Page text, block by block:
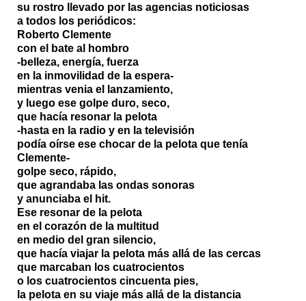
su rostro llevado por las agencias noticiosas
a todos los periódicos:
Roberto Clemente
con el bate al hombro
-belleza, energía, fuerza
en la inmovilidad de la espera-
mientras venia el lanzamiento,
y luego ese golpe duro, seco,
que hacía resonar la pelota
-hasta en la radio y en la televisión
podía oírse ese chocar de la pelota que tenía
Clemente-
golpe seco, rápido,
que agrandaba las ondas sonoras
y anunciaba el hit.
Ese resonar de la pelota
en el corazón de la multitud
en medio del gran silencio,
que hacía viajar la pelota más allá de las cercas
que marcaban los cuatrocientos
o los cuatrocientos cincuenta pies,
la pelota en su viaje más allá de la distancia